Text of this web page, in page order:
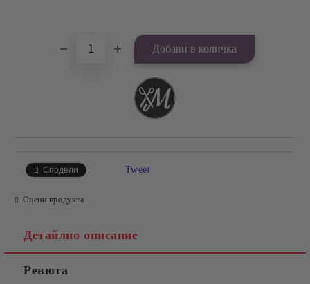
Сподели Tweet
Оцени продукта
Детайлно описание
Ревюта